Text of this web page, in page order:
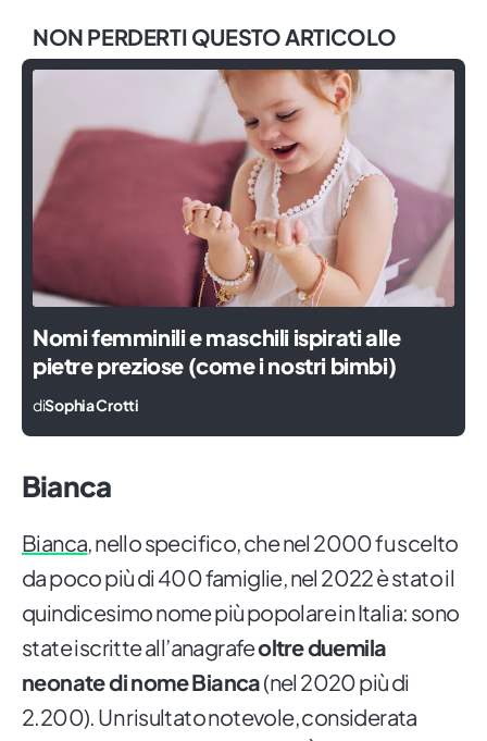
NON PERDERTI QUESTO ARTICOLO
Nomi femminili e maschili ispirati alle
pietre preziose (come i nostri bimbi)
diSophia Crotti
Bianca
Bianca, nello specifico, che nel 2000 fu scelto
da poco più di 400 famiglie, nel 2022 è stato il
quindicesimo nome più popolare in Italia: sono
state iscritte all’anagrafeoltre duemila
neonate di nome Bianca(nel 2020 più di
2.200). Un risultato notevole, considerata